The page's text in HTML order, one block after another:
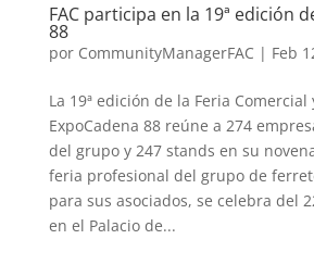
FAC participa en la 19ª edición
88
por CommunityManagerFAC | Feb
La 19ª edición de la Feria Comercial
ExpoCadena 88 reúne a 274
del grupo y 247 stands en su
feria profesional del grupo de
para sus asociados, se celebra del
en el Palacio de...